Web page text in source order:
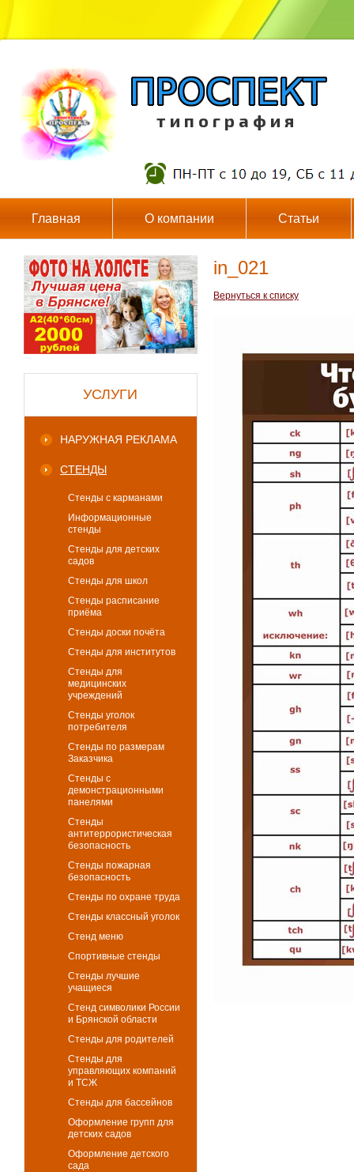
т и п о г р а ф и я
Главная О компании Статьи
УСЛУГИ
НАРУЖНАЯ РЕКЛАМА
СТЕНДЫ
Стенды с карманами
Информационные
стенды
Стенды для детских
садов
Стенды для школ
Стенды расписание
приёма
Стенды доски почёта
Стенды для институтов
Стенды для
медицинских
учреждений
Стенды уголок
потребителя
Стенды по размерам
Заказчика
Стенды с
демонстрационными
панелями
Стенды
антитеррористическая
безопасность
Стенды пожарная
безопасность
Стенды по охране труда
Стенды классный уголок
Стенд меню
Спортивные стенды
Стенды лучшие
учащиеся
Стенд символики России
и Брянской области
Стенды для родителей
Стенды для
управляющих компаний
и ТСЖ
Стенды для бассейнов
Оформление групп для
детских садов
Оформление детского
сада
in_021
Вернуться к списку